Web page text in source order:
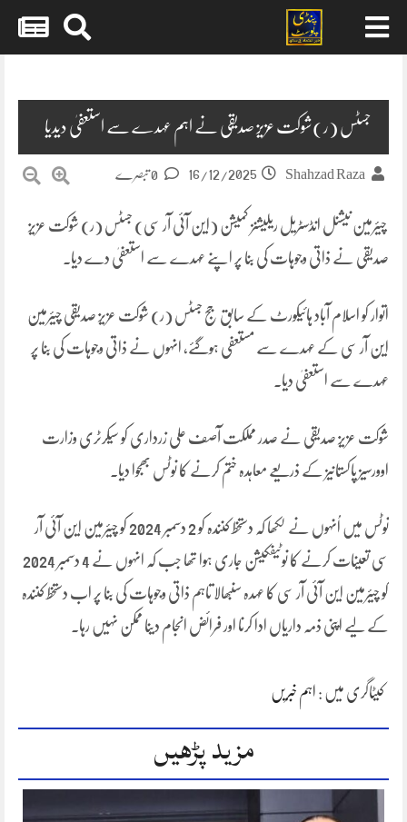
جسٹس (ر)شوکت عزیز صدیقی نے اہم عہدے سے استعفیٰ دیدیا
Shahzad Raza
16/12/2025
چیئرمین نیشنل انڈسٹریل ریلیشنز کمیشن (این آئی آر سی) جسٹس (ر) شوکت عزیز
صدیقی نے ذاتی وجوہات کی بنا پر اپنے عہدے سے استعفیٰ دے دیا۔
اتوار کو اسلام آباد ہائیکورٹ کے سابق جج جسٹس (ر) شوکت عزیز صدیقی چیئرمین
این آر سی کے عہدے سے مستعفی ہوگئے، انہوں نے ذاتی وجوہات کی بنا پر
عہدے سے استعفیٰ دیا۔
شوکت عزیز صدیقی نے صدر مملکت آصف علی زرداری کو سیکرٹری وزارت
اوورسیز پاکستانیز کے ذریعے معاہدہ ختم کرنے کا نوٹس بھجوا دیا۔
نوٹس میں اُنہوں نے لکھا کہ دستخط کنندہ کو 2 دسمبر 2024 کو چیئرمین این آئی آر
سی تعینات کرنے کا نوٹیفکیشن جاری ہوا تھا جب کہ انہوں نے 4 دسمبر 2024
کو چیئرمین این آئی آر سی کا عہدہ سنبھالا تاہم ذاتی وجوہات کی بنا پر اب دستخط کنندہ
کے لیے اپنی ذمہ داریاں ادا کرنا اور فرائض انجام دینا ممکن نہیں رہا۔
کیٹاگری میں : اہم خبریں
مزید پڑھیں